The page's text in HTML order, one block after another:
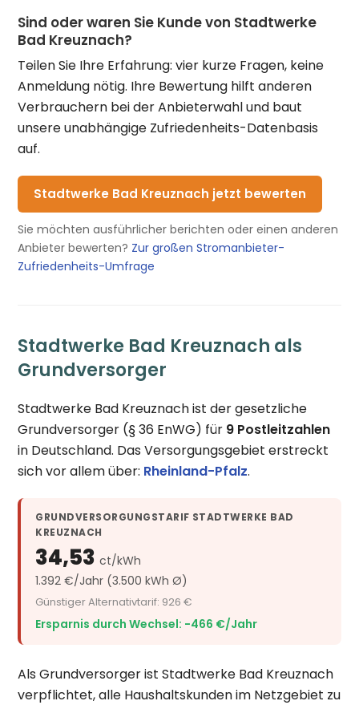
Sind oder waren Sie Kunde von Stadtwerke
Bad Kreuznach?
Teilen Sie Ihre Erfahrung: vier kurze Fragen, keine
Anmeldung nötig. Ihre Bewertung hilft anderen
Verbrauchern bei der Anbieterwahl und baut
unsere unabhängige Zufriedenheits-Datenbasis
auf.
Stadtwerke Bad Kreuznach jetzt bewerten
Sie möchten ausführlicher berichten oder einen anderen
Anbieter bewerten? Zur großen Stromanbieter-
Zufriedenheits-Umfrage
Stadtwerke Bad Kreuznach als
Grundversorger
Stadtwerke Bad Kreuznach ist der gesetzliche
Grundversorger (§ 36 EnWG) für 9 Postleitzahlen
in Deutschland. Das Versorgungsgebiet erstreckt
sich vor allem über: Rheinland-Pfalz.
GRUNDVERSORGUNGSTARIF STADTWERKE BAD
KREUZNACH
34,53ct/kWh
1.392 €/Jahr (3.500 kWh Ø)
Günstiger Alternativtarif: 926 €
Ersparnis durch Wechsel: −466 €/Jahr
Als Grundversorger ist Stadtwerke Bad Kreuznach
verpflichtet, alle Haushaltskunden im Netzgebiet zu